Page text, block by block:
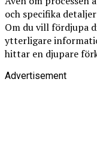
och specifika
Om du vill fördjupa
ytterligare
hittar en djupare
Advertisement